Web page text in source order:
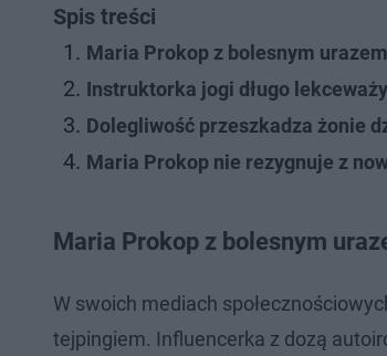
Spis treści
Maria Prokop z bolesnym
Instruktorka jogi długo
Dolegliwość przeszkadza żonie
Maria Prokop nie rezygnuje z
Maria Prokop z bolesnym
W swoich mediach
tejpingiem. Influencerka z dozą